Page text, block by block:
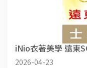
iNio衣著美學 遠東
2026-04-23